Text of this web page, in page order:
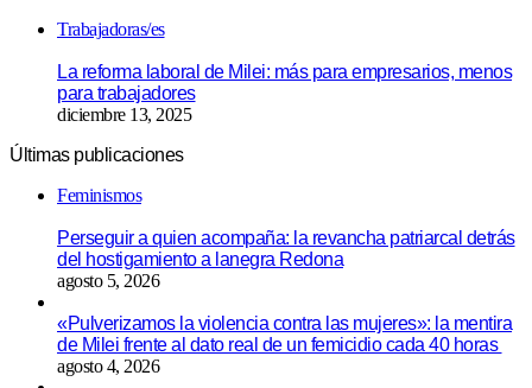
Trabajadoras/es
La reforma laboral de Milei: más para empresarios, menos
para trabajadores
diciembre 13, 2025
Últimas publicaciones
Feminismos
Perseguir a quien acompaña: la revancha patriarcal detrás
del hostigamiento a lanegra Redona
agosto 5, 2026
«Pulverizamos la violencia contra las mujeres»: la mentira
de Milei frente al dato real de un femicidio cada 40 horas
agosto 4, 2026